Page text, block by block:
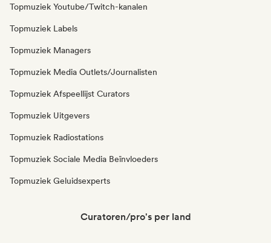
Topmuziek Youtube/Twitch-kanalen
Topmuziek Labels
Topmuziek Managers
Topmuziek Media Outlets/Journalisten
Topmuziek Afspeellijst Curators
Topmuziek Uitgevers
Topmuziek Radiostations
Topmuziek Sociale Media Beïnvloeders
Topmuziek Geluidsexperts
Curatoren/pro's per land